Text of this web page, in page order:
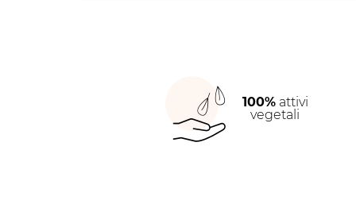
azione aprirà
aprirà
aprirà
aprirà
100%attivi
vegetali